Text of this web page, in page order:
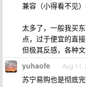
兼容（小得看不见
太多了，一般我买
点，过于便宜的直
但极其反感，各种
yuhaofe Aug 11,
苏宁易购也是彻底